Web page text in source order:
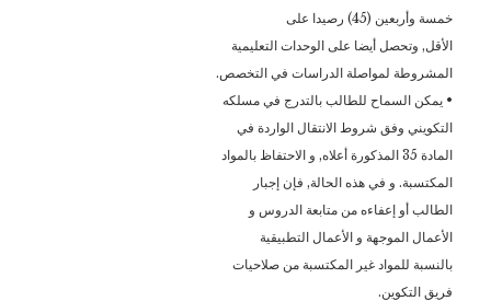
خمسة وأربعين (45) رصيدا على
الأقل, وتحصل أيضا على الوحدات التعليمية
المشروطة لمواصلة الدراسات في التخصص.
• يمكن السماح للطالب بالتدرج في مسلكه
التكويني وفق شروط الانتقال الواردة في
المادة 35 المذكورة أعلاه, و الاحتفاظ بالمواد
المكتسبة. و في هذه الحالة, فإن إجبار
الطالب أو إعفاءه من متابعة الدروس و
الأعمال الموجهة و الأعمال التطبيقية
بالنسبة للمواد غير المكتسبة من صلاحيات
فريق التكوين.